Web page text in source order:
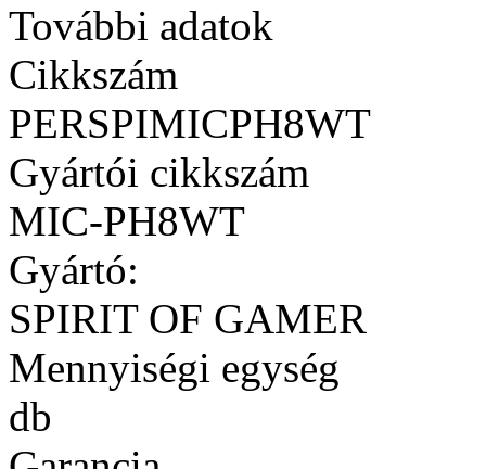
További adatok
Cikkszám
PERSPIMICPH8WT
Gyártói cikkszám
MIC-PH8WT
Gyártó:
SPIRIT OF GAMER
Mennyiségi egység
db